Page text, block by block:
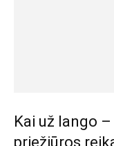
Kai už lango
priežiūros